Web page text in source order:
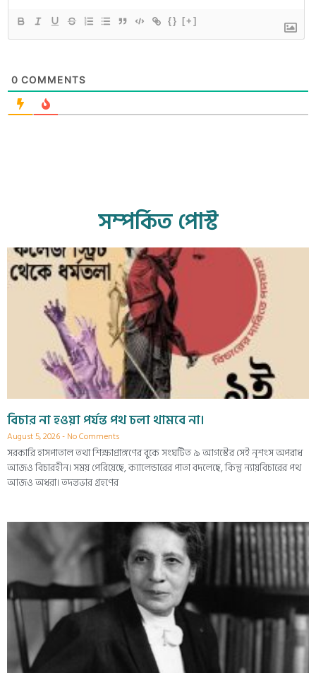
{} [+]
0 COMMENTS
সম্পর্কিত পোস্ট
বিচার না হওয়া পর্যন্ত পথ চলা থামবে না।
August 5, 2026 No Comments
সরকারি হাসপাতাল তথা শিক্ষাপ্রাঙ্গণের বুকে সংঘটিত ৯ আগস্টের সেই নৃশংস অপরাধ
আজও বিচারহীন। সময় পেরিয়েছে, ক্যালেন্ডারের পাতা বদলেছে, কিন্তু ন্যায়বিচারের পথ
আজও অধরা। তদন্তভার গ্রহণের